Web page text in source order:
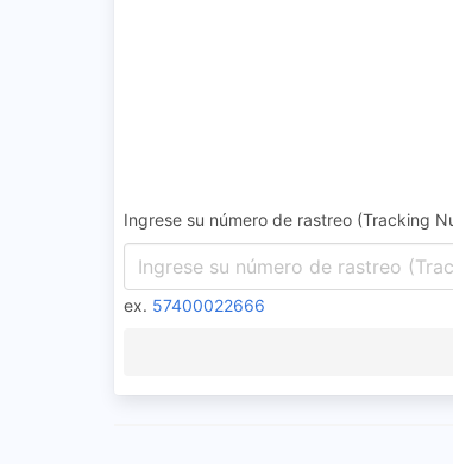
Ingrese su número de rastreo (Tracking
ex. 57400022666